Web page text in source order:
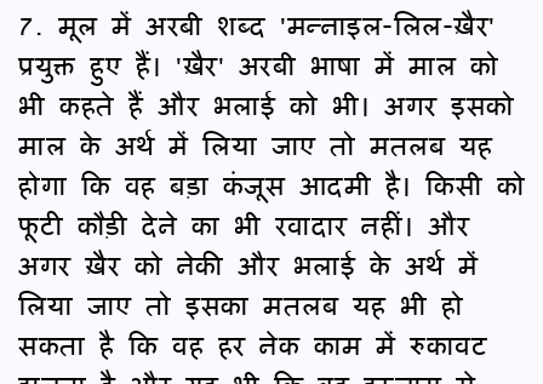
7. मूल में अरबी शब्द 'मन्नाइल-लिल-ख़ैर'
प्रयुक्त हुए हैं। 'ख़ैर' अरबी भाषा में माल को
भी कहते हैं और भलाई को भी। अगर इसको
माल के अर्थ में लिया जाए तो मतलब यह
होगा कि वह बड़ा कंजूस आदमी है। किसी को
फूटी कौड़ी देने का भी रवादार नहीं। और
अगर ख़ैर को नेकी और भलाई के अर्थ में
लिया जाए तो इसका मतलब यह भी हो
सकता है कि वह हर नेक काम में रुकावट